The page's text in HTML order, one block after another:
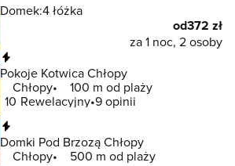
Domek:4 łóżka
od372 zł
za 1 noc, 2 osoby
Pokoje Kotwica Chłopy
Chłopy
100 m od plaży
10 Rewelacyjny 9 opinii
Domki Pod Brzozą Chłopy
Chłopy
500 m od plaży